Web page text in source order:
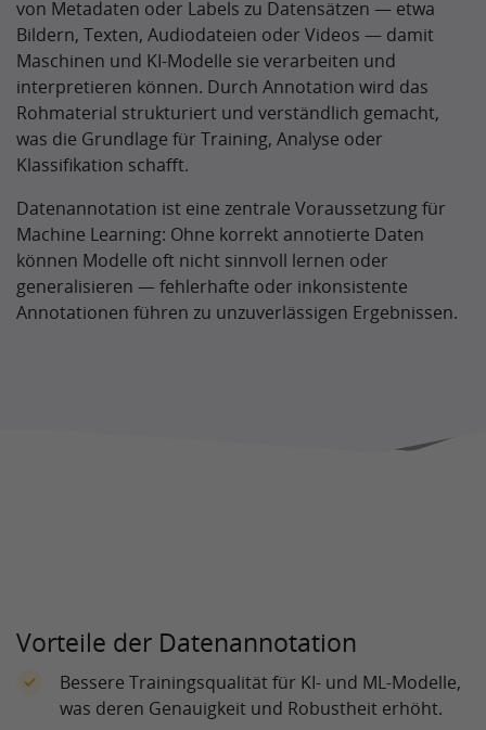
von Metadaten oder Labels zu Datensätzen — etwa
Bildern, Texten, Audiodateien oder Videos — damit
Maschinen und KI‑Modelle sie verarbeiten und
interpretieren können. Durch Annotation wird das
Rohmaterial strukturiert und verständlich gemacht,
was die Grundlage für Training, Analyse oder
Klassifikation schafft.
Datenannotation ist eine zentrale Voraussetzung für
Machine Learning: Ohne korrekt annotierte Daten
können Modelle oft nicht sinnvoll lernen oder
generalisieren — fehlerhafte oder inkonsistente
Annotationen führen zu unzuverlässigen Ergebnissen.
Vorteile der Datenannotation
Bessere Trainingsqualität für KI‑ und ML‑Modelle,
was deren Genauigkeit und Robustheit erhöht.